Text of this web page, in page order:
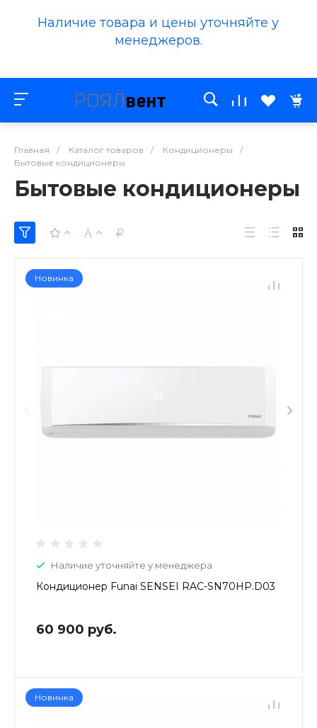
Наличие товара и цены уточняйте у
менеджеров.
Главная / Каталог товаров / Кондиционеры
/
Бытовые кондиционеры
Бытовые кондиционеры
Новинка
Наличие уточняйте у менеджера
Кондиционер Funai SENSEI RAC-SN70HP.D03
60 900 руб.
Новинка